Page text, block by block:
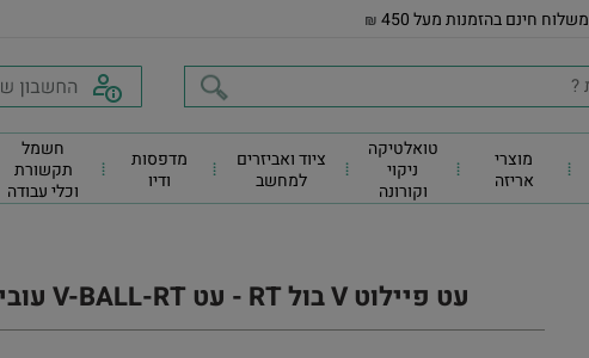
משלוח חינם בהזמנות מעל 450 ₪
מוצרי
אריזה
טואלטיקה
ניקוי
וקורונה
ציוד ואביזרים
למחשב
מדפסות
ודיו
חשמל
תקשורת
וכלי עבודה
עט פיילוט V בול RT - עט V-BALL-RT עובי 0.5, צבע כחול